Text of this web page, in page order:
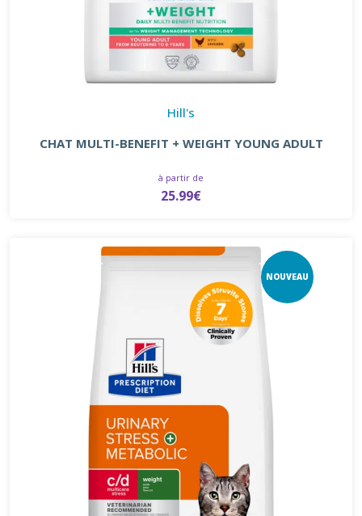
Hill's
CHAT MULTI-BENEFIT + WEIGHT YOUNG ADULT
à partir de
25.99€
NOUVEAU